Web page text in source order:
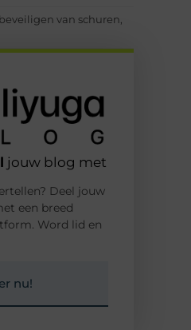
van schuren,
jouw blog met
Deel jouw
een breed
Word lid en
nu!